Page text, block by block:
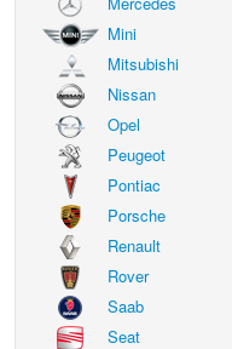
Mini
Mitsubishi
Nissan
Opel
Peugeot
Pontiac
Porsche
Renault
Rover
Saab
Seat